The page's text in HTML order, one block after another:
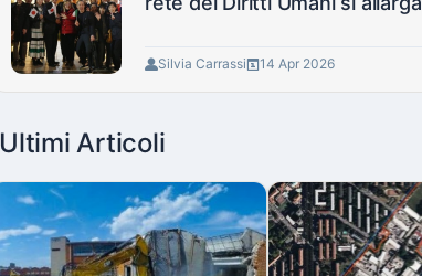
Silvia Carrassi 14 Apr 2026
Ultimi Articoli